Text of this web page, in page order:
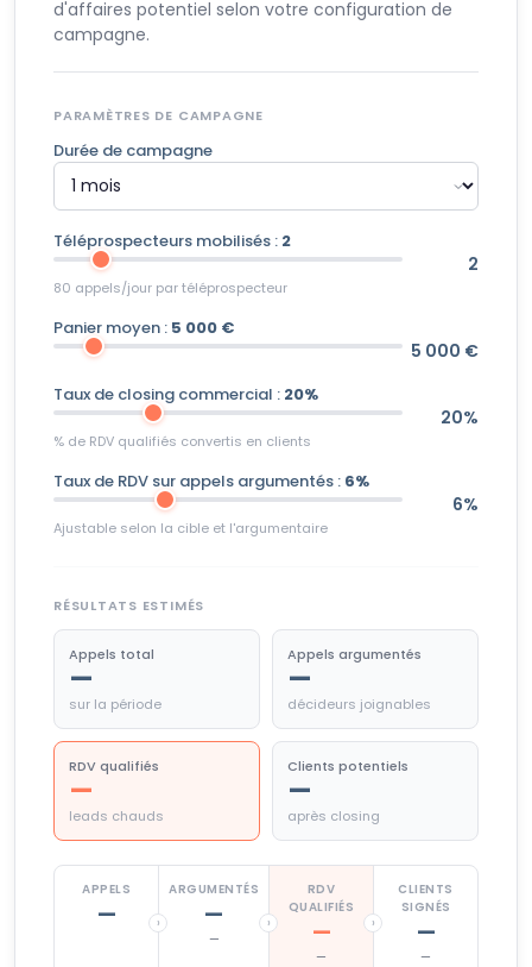
d'affaires potentiel selon votre configuration de
campagne.
PARAMÈTRES DE CAMPAGNE
Durée de campagne
Téléprospecteurs mobilisés : 2
2
80 appels/jour par téléprospecteur
Panier moyen : 5 000 €
5 000 €
Taux de closing commercial : 20%
20%
% de RDV qualifiés convertis en clients
Taux de RDV sur appels argumentés : 6%
6%
Ajustable selon la cible et l'argumentaire
RÉSULTATS ESTIMÉS
Appels total
—
sur la période
Appels argumentés
—
décideurs joignables
RDV qualifiés
—
leads chauds
Clients potentiels
—
après closing
APPELS
— ›
ARGUMENTÉS
—
—
›
RDV
QUALIFIÉS
—
—
›
CLIENTS
SIGNÉS
—
—